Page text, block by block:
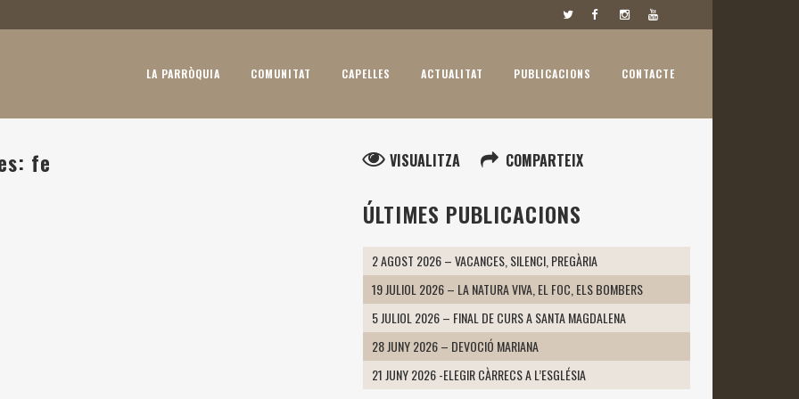
LA PARRÒQUIA COMUNITAT CAPELLES ACTUALITAT PUBLICACIONS CONTACTE
fe VISUALITZA COMPARTEIX
ÚLTIMES PUBLICACIONS
2 AGOST 2026 – VACANCES, SILENCI, PREGÀRIA
19 JULIOL 2026 – LA NATURA VIVA, EL FOC, ELS BOMBERS
5 JULIOL 2026 – FINAL DE CURS A SANTA MAGDALENA
28 JUNY 2026 – DEVOCIÓ MARIANA
21 JUNY 2026 -ELEGIR CÀRRECS A L’ESGLÉSIA